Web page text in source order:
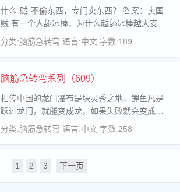
什么“贼”不偷东西，专门卖东西？ 答案：卖国
贼 有一个人舔冰棒，为什么越舔冰棒越大支 答
案：因为他在南极舔 整天整天在大街上逛悠并
分类:脑筋急转弯 语言:中文 字数:189
脑筋急转弯系列（609）
相传中国的龙门瀑布是块灵秀之地，鲤鱼凡是
跃过龙门，就能变成龙，如果失败就会变成乌
龟，于是很多鲤鱼翻山越岭想尽办法要一步登
分类:脑筋急转弯 语言:中文 字数:258
1 2 3 下一页